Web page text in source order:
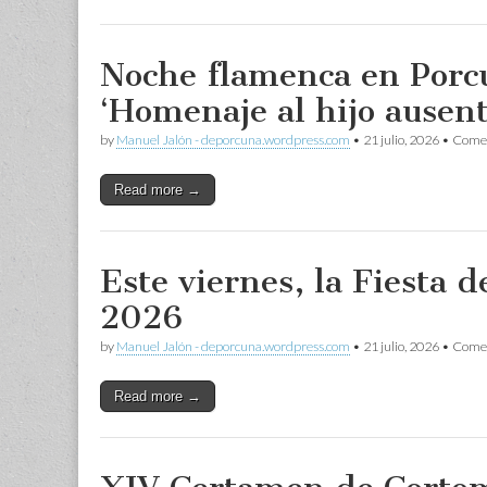
Noche flamenca en
‘Homenaje al hijo
by Manuel Jalón - deporcuna.wordpress.com • 21 julio, 2026 •
Read more →
Este viernes, la Fiesta
2026
by Manuel Jalón - deporcuna.wordpress.com • 21 julio, 2026 •
Read more →